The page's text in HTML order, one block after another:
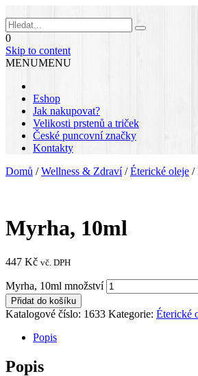
0
Skip to content
MENUMENU
Eshop
Jak nakupovat?
Velikosti prstenů a triček
České puncovní značky
Kontakty
Domů /Wellness & Zdraví/Éterické oleje /
Myrha, 10ml
447 Kč vč. DPH
Myrha, 10ml množství
Přidat do košíku
Katalogové číslo: 1633 Kategorie: Éterické
Popis
Popis